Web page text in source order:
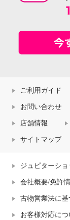
ご利用ガイド
お問い合わせ
店舗情報
サイトマップ
ジュピターシ
会社概要/免許
古物営業法に
お客様対応につ